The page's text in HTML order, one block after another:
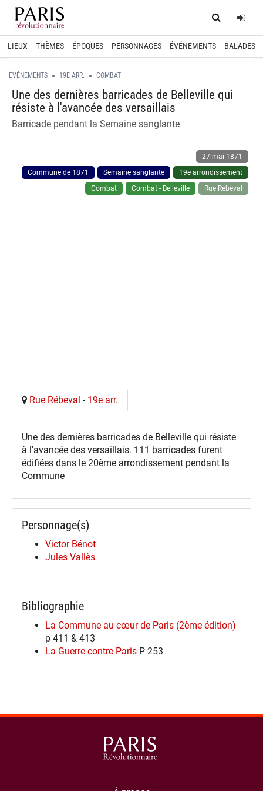
Home
LIEUX THÈMES ÉPOQUES PERSONNAGES ÉVÉNEMENTS BALADES
ÉVÉNEMENTS 19E ARR. COMBAT
Une des dernières barricades de Belleville qui
résiste à l'avancée des versaillais
Barricade pendant la Semaine sanglante
27 mai 1871
Commune de 1871
Semaine sanglante
19e arrondissement
Combat
Combat - Belleville Rue Rébeval
Rue Rébeval - 19e arr.
Une des dernières barricades de Belleville qui résiste
à l'avancée des versaillais. 111 barricades furent
édifiées dans le 20ème arrondissement pendant la
Commune
Personnage(s)
Victor Bénot
Jules Vallès
Bibliographie
La Commune au cœur de Paris (2ème édition)
p 411 & 413
La Guerre contre Paris P 253